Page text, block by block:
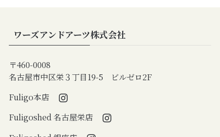
ワーズアンドアーツ株式会社
〒460-0008
名古屋市中区栄３丁目19-5 ビルゼロ2F
Fuligo本店
Fuligoshed 名古屋栄店